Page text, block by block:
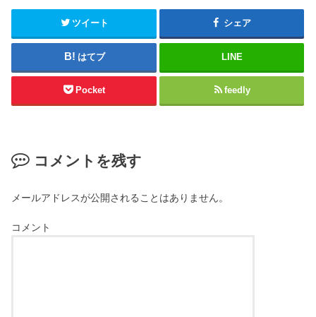
ツイート シェア
はてブ LINE
Pocket feedly
コメントを残す
メールアドレスが公開されることはありません。
コメント